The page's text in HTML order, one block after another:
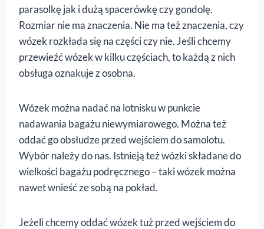
parasolkę jak i dużą spacerówkę czy gondolę.
Rozmiar nie ma znaczenia. Nie ma też znaczenia, czy
wózek rozkłada się na części czy nie. Jeśli chcemy
przewieźć wózek w kilku częściach, to każdą z nich
obsługa oznakuje z osobna.
Wózek można nadać na lotnisku w punkcie
nadawania bagażu niewymiarowego. Można też
oddać go obsłudze przed wejściem do samolotu.
Wybór należy do nas. Istnieją też wózki składane do
wielkości bagażu podręcznego – taki wózek można
nawet wnieść ze sobą na pokład.
Jeżeli chcemy oddać wózek tuż przed wejściem do